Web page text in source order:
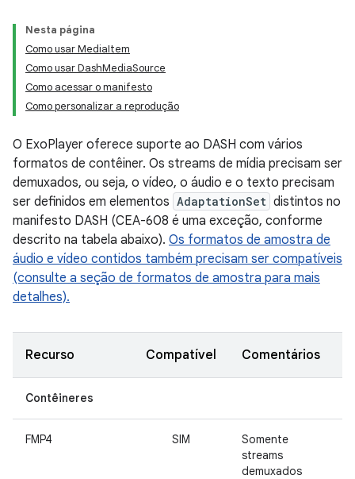
Nesta página
Como usar MediaItem
Como usar DashMediaSource
Como acessar o manifesto
Como personalizar a reprodução
O ExoPlayer oferece suporte ao DASH com vários
formatos de contêiner. Os streams de mídia precisam ser
demuxados, ou seja, o vídeo, o áudio e o texto precisam
ser definidos em elementos AdaptationSet distintos no
manifesto DASH (CEA-608 é uma exceção, conforme
descrito na tabela abaixo). Os formatos de amostra de
áudio e vídeo contidos também precisam ser compatíveis
(consulte a seção de formatos de amostra para mais
detalhes).
Recurso Compatível Comentários
Contêineres
FMP4 SIM
Somente
streams
demuxados